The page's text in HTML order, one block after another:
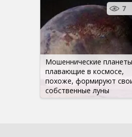
Мошеннические
плавающие в космосе,
похоже, формируют
собственные луны
7